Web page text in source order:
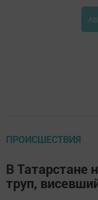
ПРОИСШЕСТВИЯ
В Татарстане
труп,